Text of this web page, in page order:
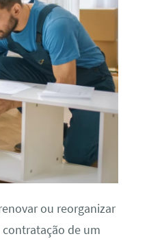
ou reorganizar
contratação de um